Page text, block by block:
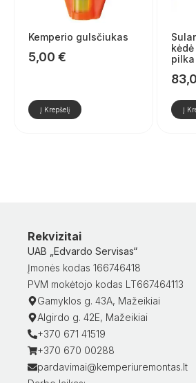
Kemperio gulsčiukas
5,00 €
Į Krepšelį
kėdė
pilka
Į
Rekvizitai
UAB „Edvardo Servisas“
Įmonės kodas 166746418
PVM mokėtojo kodas LT667464113
Gamyklos g. 43A, Mažeikiai
Algirdo g. 42E, Mažeikiai
+370 671 41519
+370 670 00288
pardavimai@kemperiuremontas.lt